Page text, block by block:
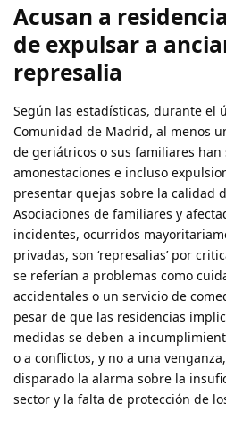
Acusan a
de expulsar a
represalia
Según las estadísticas, durante el
Comunidad de Madrid, al menos
de geriátricos o sus familiares
amonestaciones e incluso
presentar quejas sobre la calidad
Asociaciones de familiares y
incidentes, ocurridos
privadas, son ‘represalias’ por
se referían a problemas como
accidentales o un servicio de
pesar de que las residencias
medidas se deben a
o a conflictos, y no a una
disparado la alarma sobre la
sector y la falta de protección de